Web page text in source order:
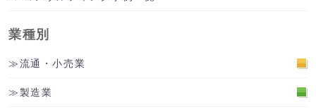
業種別
流通・小売業
製造業